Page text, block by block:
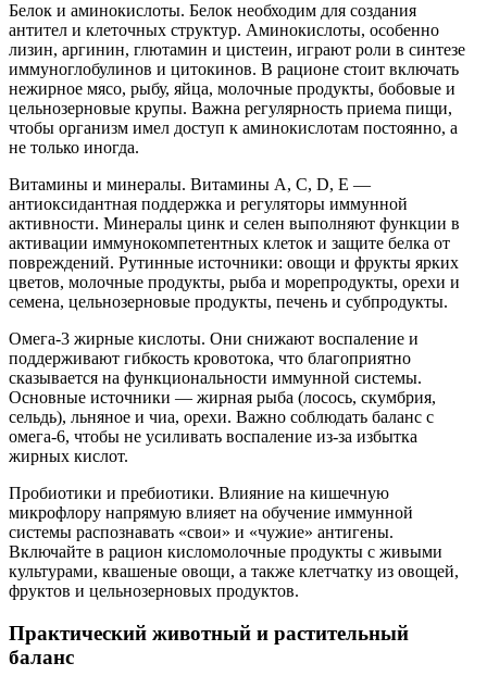
Белок и аминокислоты. Белок необходим для создания
антител и клеточных структур. Аминокислоты, особенно
лизин, аргинин, глютамин и цистеин, играют роли в синтезе
иммуноглобулинов и цитокинов. В рационе стоит включать
нежирное мясо, рыбу, яйца, молочные продукты, бобовые и
цельнозерновые крупы. Важна регулярность приема пищи,
чтобы организм имел доступ к аминокислотам постоянно, а
не только иногда.
Витамины и минералы. Витамины A, C, D, E —
антиоксидантная поддержка и регуляторы иммунной
активности. Минералы цинк и селен выполняют функции в
активации иммунокомпетентных клеток и защите белка от
повреждений. Рутинные источники: овощи и фрукты ярких
цветов, молочные продукты, рыба и морепродукты, орехи и
семена, цельнозерновые продукты, печень и субпродукты.
Омега-3 жирные кислоты. Они снижают воспаление и
поддерживают гибкость кровотока, что благоприятно
сказывается на функциональности иммунной системы.
Основные источники — жирная рыба (лосось, скумбрия,
сельдь), льняное и чиа, орехи. Важно соблюдать баланс с
омега-6, чтобы не усиливать воспаление из-за избытка
жирных кислот.
Пробиотики и пребиотики. Влияние на кишечную
микрофлору напрямую влияет на обучение иммунной
системы распознавать «свои» и «чужие» антигены.
Включайте в рацион кисломолочные продукты с живыми
культурами, квашеные овощи, а также клетчатку из овощей,
фруктов и цельнозерновых продуктов.
Практический животный и растительный
баланс